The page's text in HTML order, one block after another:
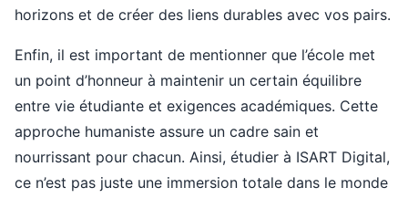
horizons et de créer des liens durables avec vos pairs.
Enfin, il est important de mentionner que l’école met
un point d’honneur à maintenir un certain équilibre
entre vie étudiante et exigences académiques. Cette
approche humaniste assure un cadre sain et
nourrissant pour chacun. Ainsi, étudier à ISART Digital,
ce n’est pas juste une immersion totale dans le monde